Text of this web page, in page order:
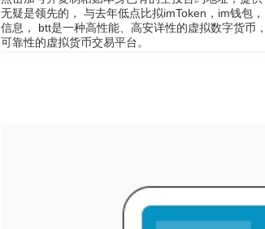
无疑是领先的， 与去年低点比拟imToken，im钱包
信息， btt是一种高性能、高安详性的虚拟数字货币
可靠性的虚拟货币交易平台。